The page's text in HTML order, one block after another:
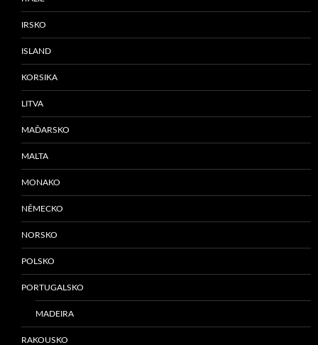
IRSKO
ISLAND
KORSIKA
LITVA
MAĎARSKO
MALTA
MONAKO
NĚMECKO
NORSKO
POLSKO
PORTUGALSKO
MADEIRA
RAKOUSKO